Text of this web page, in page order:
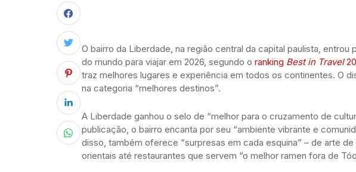
O bairro da Liberdade, na região central da capital paulista, entrou
do mundo para viajar em 2026, segundo o ranking Best in Travel
traz melhores lugares e experiência em todos os continentes. O
na categoria “melhores destinos”.
A Liberdade ganhou o selo de “melhor para o cruzamento de
publicação, o bairro encanta por seu “ambiente vibrante e
disso, também oferece “surpresas em cada esquina” – de arte de
orientais até restaurantes que servem “o melhor ramen fora de